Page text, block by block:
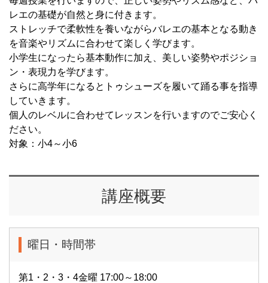
レエの基礎が自然と身に付きます。
ストレッチで柔軟性を養いながらバレエの基本となる動き
を音楽やリズムに合わせて楽しく学びます。
小学生になったら基本動作に加え、美しい姿勢やポジショ
ン・表現力を学びます。
さらに高学年になるとトゥシューズを履いて踊る事を指導
していきます。
個人のレベルに合わせてレッスンを行いますのでご安心く
ださい。
対象：小4～小6
講座概要
曜日・時間帯
第1・2・3・4金曜 17:00～18:00